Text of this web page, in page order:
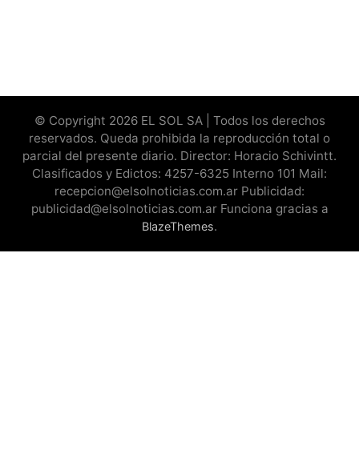
© Copyright 2026 EL SOL SA | Todos los derechos
reservados. Queda prohibida la reproducción total o
parcial del presente diario. Director: Horacio Schivintt.
Clasificados y Edictos: 4257-6325 Interno 101 Mail:
recepcion@elsolnoticias.com.ar Publicidad:
publicidad@elsolnoticias.com.ar Funciona gracias a
BlazeThemes.